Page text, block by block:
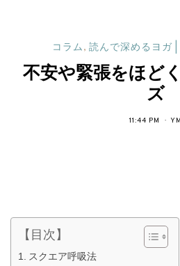
コラム, 読んで深めるヨガ |
不安や緊張をほど
ズ
11:44 PM YM
【目次】
スクエア呼吸法